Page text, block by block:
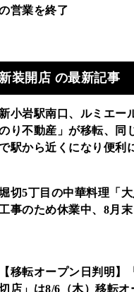
営業を終了
装開店 の最新記事
新小岩駅南口、ルミエー
り不動産」が移転、同
駅から近くになり便利
切5丁目の中華料理「
事のため休業中、8月
【移転オープン日判明】
店」は8/6（木）移転オ